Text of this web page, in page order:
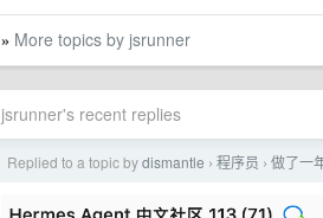
» More topics by jsrunner
jsrunner's recent replies
Replied to a topic bydismantle › 程序员 › 做了一